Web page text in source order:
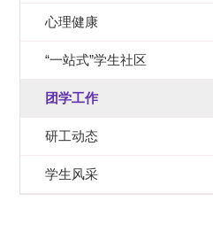
心理健康
“一站式”学生社区
团学工作
研工动态
学生风采